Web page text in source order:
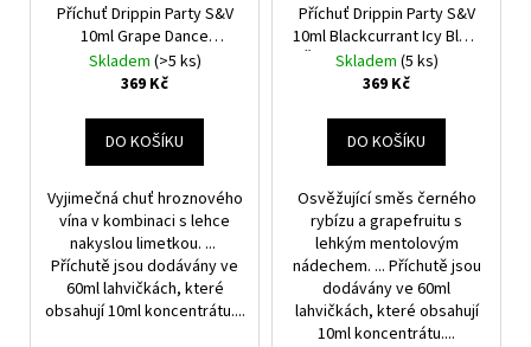
Příchuť Drippin Party S&V
10ml Grape Dance
(Hroznové víno a limetka)
Skladem (>5 ks)
369 Kč
DO KOŠÍKU
Vyjimečná chuť hroznového
vína v kombinaci s lehce
nakyslou limetkou. ...
Příchutě jsou dodávány ve
60ml lahvičkách, které
obsahují 10ml koncentrátu....
Příchuť Drippin Party S&V
10ml Blackcurrant Icy Blast
(Černý rybíz a grapefruit)
Skladem (5 ks)
369 Kč
DO KOŠÍKU
Osvěžující směs černého
rybízu a grapefruitu s
lehkým mentolovým
nádechem. ... Příchutě jsou
dodávány ve 60ml
lahvičkách, které obsahují
10ml koncentrátu....